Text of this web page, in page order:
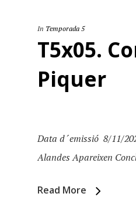
In Temporada 5
T5x05.
Piquer
Data d´emissió 8/11/
Alandes Apareixen
Read More